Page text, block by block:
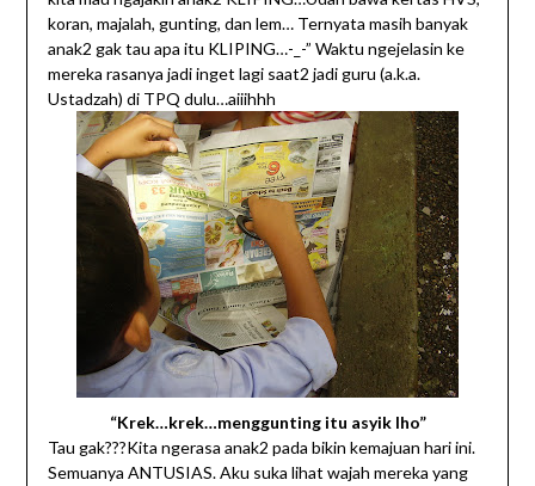
koran, majalah, gunting, dan lem… Ternyata masih banyak
anak2 gak tau apa itu KLIPING…-_-” Waktu ngejelasin ke
mereka rasanya jadi inget lagi saat2 jadi guru (a.k.a.
Ustadzah) di TPQ dulu…aiiihhh
“Krek…krek…menggunting itu asyik lho”
Tau gak???Kita ngerasa anak2 pada bikin kemajuan hari ini.
Semuanya ANTUSIAS. Aku suka lihat wajah mereka yang